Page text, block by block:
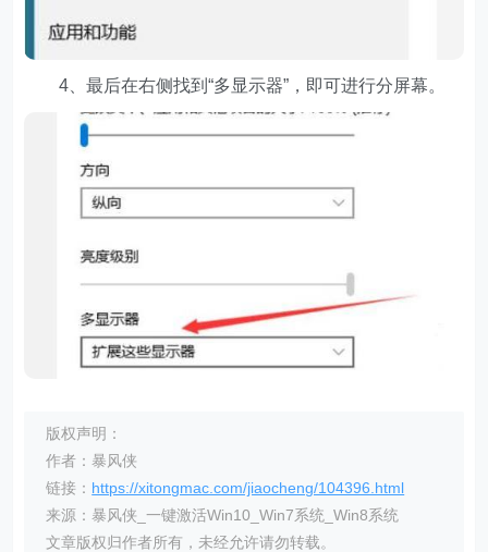
4、最后在右侧找到“多显示器”，即可进行分屏幕。
版权声明：
作者：暴风侠
链接： https://xitongmac.com/jiaocheng/104396.html
来源：暴风侠_一键激活Win10_Win7系统_Win8系统
文章版权归作者所有，未经允许请勿转载。